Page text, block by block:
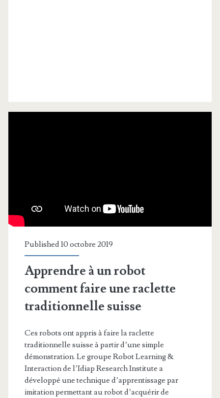
Published 10 octobre 2019
Apprendre à un robot
comment faire une raclette
traditionnelle suisse
Ces robots ont appris à faire la raclette
traditionnelle suisse à partir d’une simple
démonstration. Le groupe Robot Learning &
Interaction de l’Idiap Research Institute a
développé une technique d’apprentissage par
imitation permettant au robot d’acquérir de